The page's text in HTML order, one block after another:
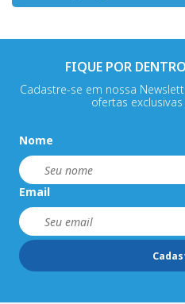
FIQUE POR
Cadastre-se em nossa
ofertas
Nome
Email